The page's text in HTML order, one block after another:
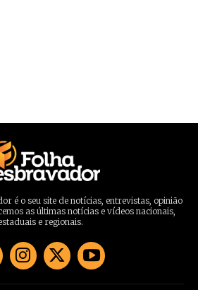
é o seu site de notícias, entrevistas, opinião
as últimas notícias e vídeos nacionais,
e regionais.